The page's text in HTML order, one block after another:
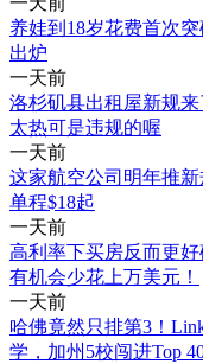
养娃到18岁花费首次
出炉
一天前
洛杉矶县出租屋新规来
太热可是违规的喔
一天前
这家航空公司明年推
单程$18起
一天前
高利率下买房反而更
有机会少花上万美元！
一天前
哈佛竟然只排第3！
学，加州5校闯进Top